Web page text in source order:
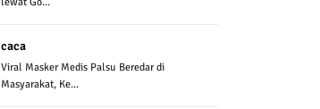
caca
Viral Masker Medis Palsu Beredar di
Masyarakat, Ke...